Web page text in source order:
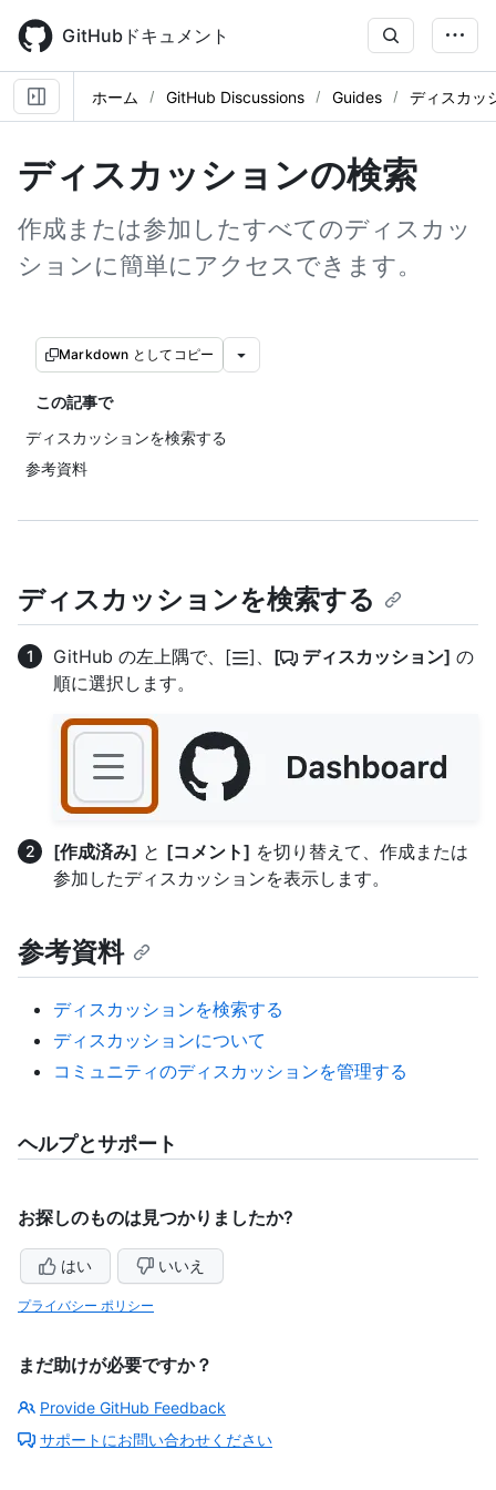
main
content
GitHubドキュメント
ホーム GitHub Discussions Guides ディスカッ
ディスカッションの検索
作成または参加したすべてのディスカッ
ションに簡単にアクセスできます。
Markdown としてコピー
この記事で
ディスカッションを検索する
参考資料
ディスカッションを検索する
GitHub の左上隅で、[ ]、 [ ディスカッション] の
順に選択します。
[作成済み] と [コメント] を切り替えて、作成または
参加したディスカッションを表示します。
参考資料
ディスカッションを検索する
ディスカッションについて
コミュニティのディスカッションを管理する
ヘルプとサポート
お探しのものは見つかりましたか?
はい いいえ
プライバシー ポリシー
まだ助けが必要ですか？
Provide GitHub Feedback
サポートにお問い合わせください